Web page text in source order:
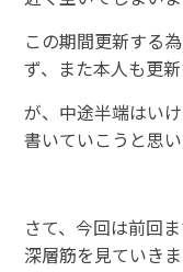
この期間更新する
ず、また本人も更
が、中途半端はい
書いていこうと思い
さて、今回は前回
深層筋を見ていきま